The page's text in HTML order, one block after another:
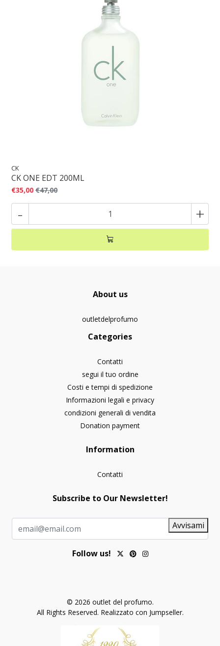
CK
CK ONE EDT 200ML
€35,00 €47,00
- +
About us
outletdelprofumo
Categories
Contatti
segui il tuo ordine
Costi e tempi di spedizione
Informazioni legali e privacy
condizioni generali di vendita
Donation payment
Information
Contatti
Subscribe to Our Newsletter!
Avvisami
Follow us!
© 2026 outlet del profumo.
All Rights Reserved. Realizzato con Jumpseller.